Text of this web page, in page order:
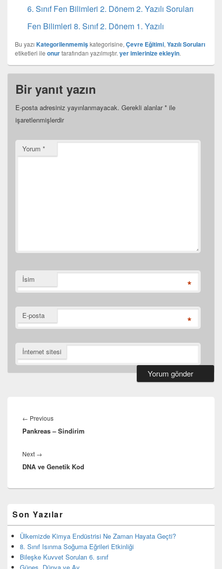
6. Sınıf Fen Bilimleri 2. Dönem 2. Yazılı Soruları
Fen Bilimleri 8. Sınıf 2. Dönem 1. Yazılı
Bu yazı Kategorilenmemişkategorisine, Çevre Eğitimi, Yazılı Soruları
etiketleri ile onurtarafından yazılmıştır. yer imlerinize ekleyin.
Bir yanıt yazın
E-posta adresiniz yayınlanmayacak. Gerekli alanlar* ile
işaretlenmişlerdir
Yorum *
İsim *
E-posta *
İnternet sitesi
gezinmesi
← PreviousPrevious
post:
Pankreas – Sindirim
Next →
post:
DNA ve Genetik Kod
yan
bar
eklenti
bölgesi
Son Yazılar
Ülkemizde Kimya Endüstrisi Ne Zaman Hayata Geçti?
8. Sınıf Isınma Soğuma Eğrileri Etkinliği
Bileşke Kuvvet Soruları 6. sınıf
Güneş, Dünya ve Ay